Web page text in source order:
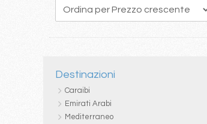
Destinazioni
Caraibi
Emirati Arabi
Mediterraneo